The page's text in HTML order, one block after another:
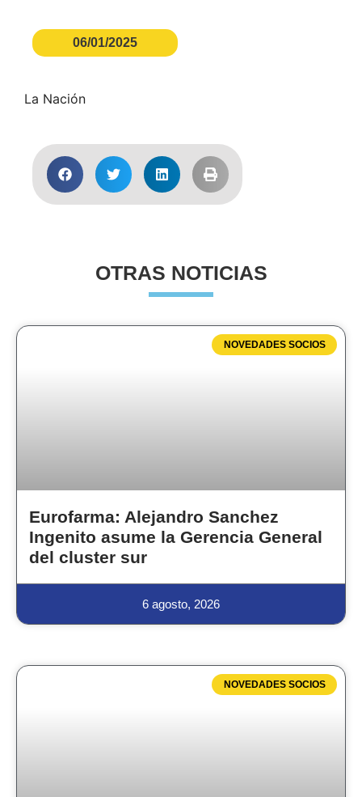
06/01/2025
La Nación
OTRAS NOTICIAS
NOVEDADES SOCIOS
Eurofarma: Alejandro Sanchez
Ingenito asume la Gerencia General
del cluster sur
6 agosto, 2026
NOVEDADES SOCIOS